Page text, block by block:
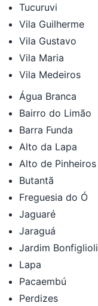
Tucuruvi
Vila Guilherme
Vila Gustavo
Vila Maria
Vila Medeiros
Água Branca
Bairro do Limão
Barra Funda
Alto da Lapa
Alto de Pinheiros
Butantã
Freguesia do Ó
Jaguaré
Jaraguá
Jardim Bonfiglioli
Lapa
Pacaembú
Perdizes